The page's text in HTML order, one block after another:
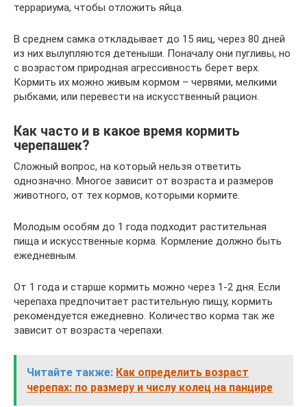
террариума, чтобы отложить яйца.
В среднем самка откладывает до 15 яиц, через 80 дней
из них вылупляются детеныши. Поначалу они пугливы, но
с возрастом природная агрессивность берет верх.
Кормить их можно живым кормом – червями, мелкими
рыбками, или перевести на искусственный рацион.
Как часто и в какое время кормить
черепашек?
Сложный вопрос, на который нельзя ответить
однозначно. Многое зависит от возраста и размеров
животного, от тех кормов, которыми кормите.
Молодым особям до 1 года подходит растительная
пища и искусственные корма. Кормление должно быть
ежедневным.
От 1 года и старше кормить можно через 1-2 дня. Если
черепаха предпочитает растительную пищу, кормить
рекомендуется ежедневно. Количество корма так же
зависит от возраста черепахи.
Читайте также: Как определить возраст
черепах: по размеру и числу колец на панцире